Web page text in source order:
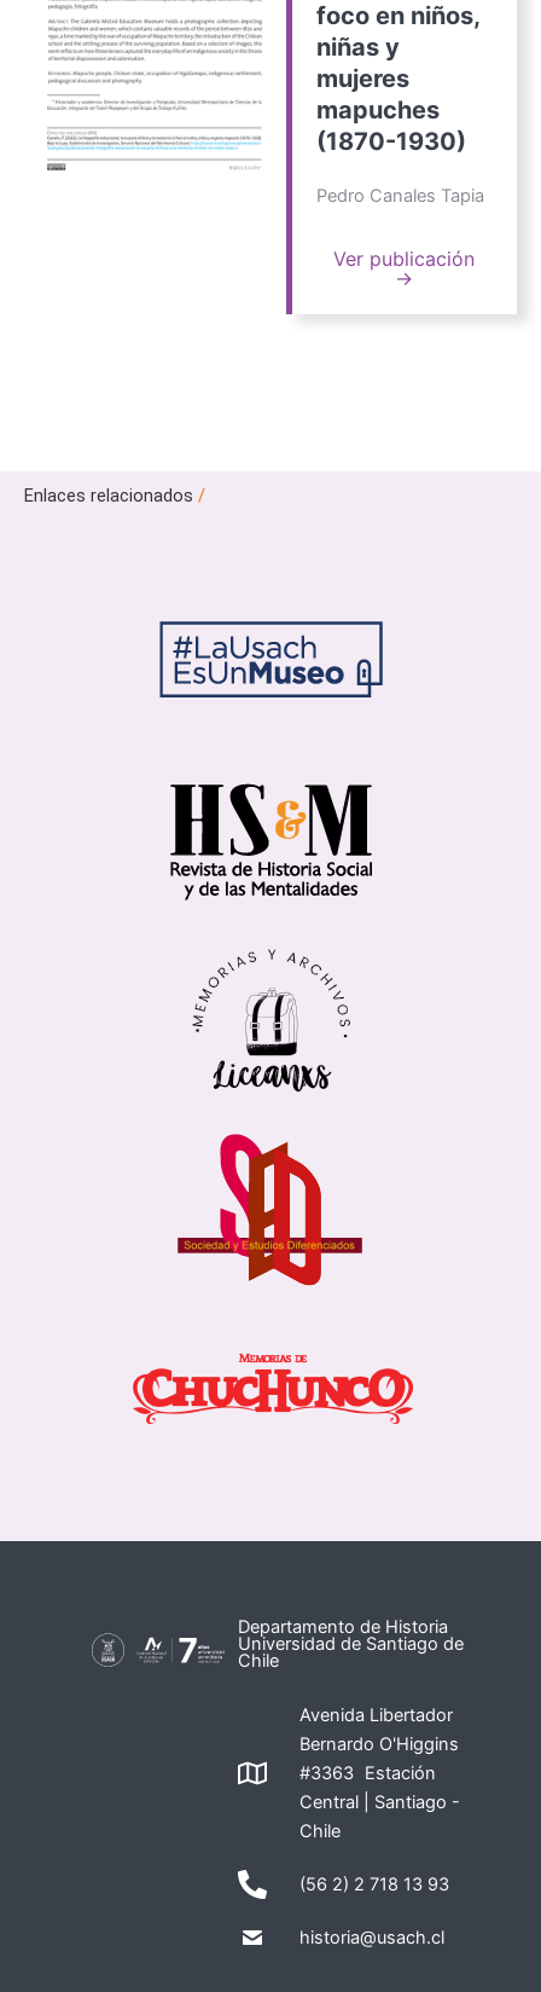
foco en niños,
niñas y
mujeres
mapuches
(1870-1930)
Pedro Canales Tapia
Ver publicación
→
Enlaces relacionados /
Departamento de Historia
Universidad de Santiago de
Chile
Avenida Libertador
Bernardo O'Higgins
#3363 Estación
Central | Santiago -
Chile
(56 2) 2 718 13 93
historia@usach.cl